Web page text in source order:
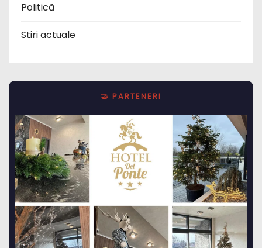
Politică
Stiri actuale
🤝 PARTENERI